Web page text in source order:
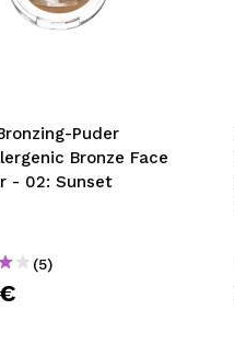
Puder
Bronze Face
- 02: Sunset
(5)